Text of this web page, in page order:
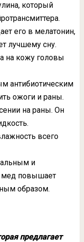
который
его в мелатонин,
лучшему сну.
на кожу головы
антибиотическим
ожоги и раны.
на раны. Он
всего
и
мед повышает
образом.
предлагает